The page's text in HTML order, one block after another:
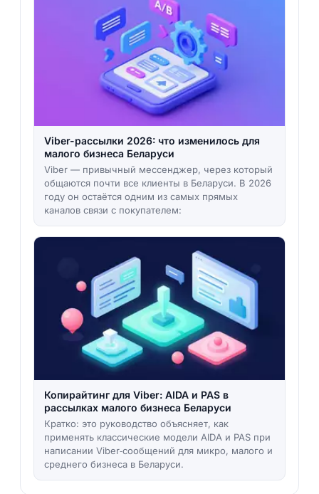
Viber-рассылки 2026: что изменилось для
малого бизнеса Беларуси
Viber — привычный мессенджер, через который
общаются почти все клиенты в Беларуси. В 2026
году он остаётся одним из самых прямых
каналов связи с покупателем:
Копирайтинг для Viber: AIDA и PAS в
рассылках малого бизнеса Беларуси
Кратко: это руководство объясняет, как
применять классические модели AIDA и PAS при
написании Viber‑сообщений для микро, малого и
среднего бизнеса в Беларуси.